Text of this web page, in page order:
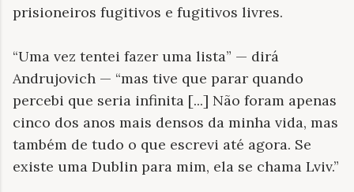
prisioneiros fugitivos e fugitivos livres.
“Uma vez tentei fazer uma lista” — dirá
Andrujovich — “mas tive que parar quando
percebi que seria infinita [...] Não foram apenas
cinco dos anos mais densos da minha vida, mas
também de tudo o que escrevi até agora. Se
existe uma Dublin para mim, ela se chama Lviv.”